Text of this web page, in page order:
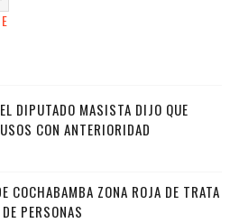
DIPUTADO MASISTA DIJO QUE
CON ANTERIORIDAD
COCHABAMBA ZONA ROJA DE TRATA
PERSONAS